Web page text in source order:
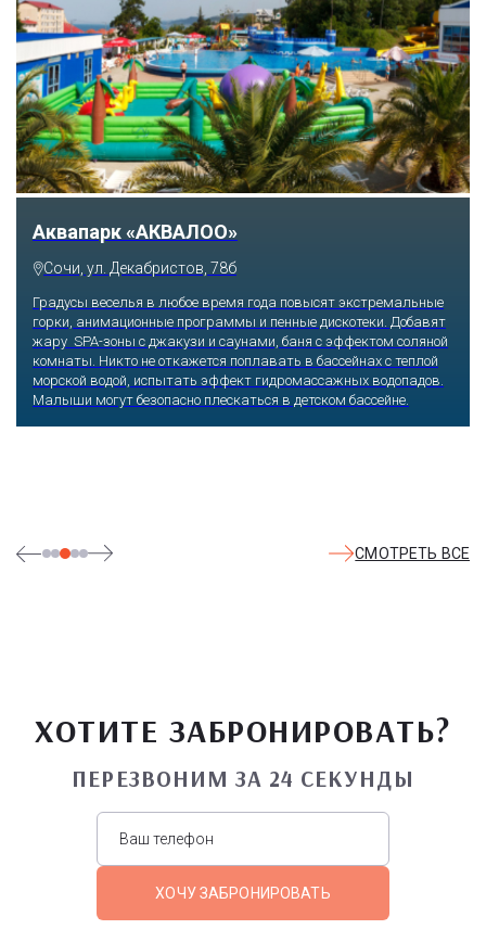
Тематический парк развлечений «Сочи
Парк»
Сочи, Олимпийский проспект, 21
Оказавшись здесь, словно попадаешь в сказку: встречаешь
любимых героев русского фольклора, получаешь возможность
сколько душе угодно кататься на аттракционах европейского
уровня. Гости участвуют в увлекательных квестах и творческих
СМОТРЕТЬ ВСЕ
ХОТИТЕ ЗАБРОНИРОВАТЬ?
ПЕРЕЗВОНИМ ЗА 24 СЕКУНДЫ
ХОЧУ ЗАБРОНИРОВАТЬ